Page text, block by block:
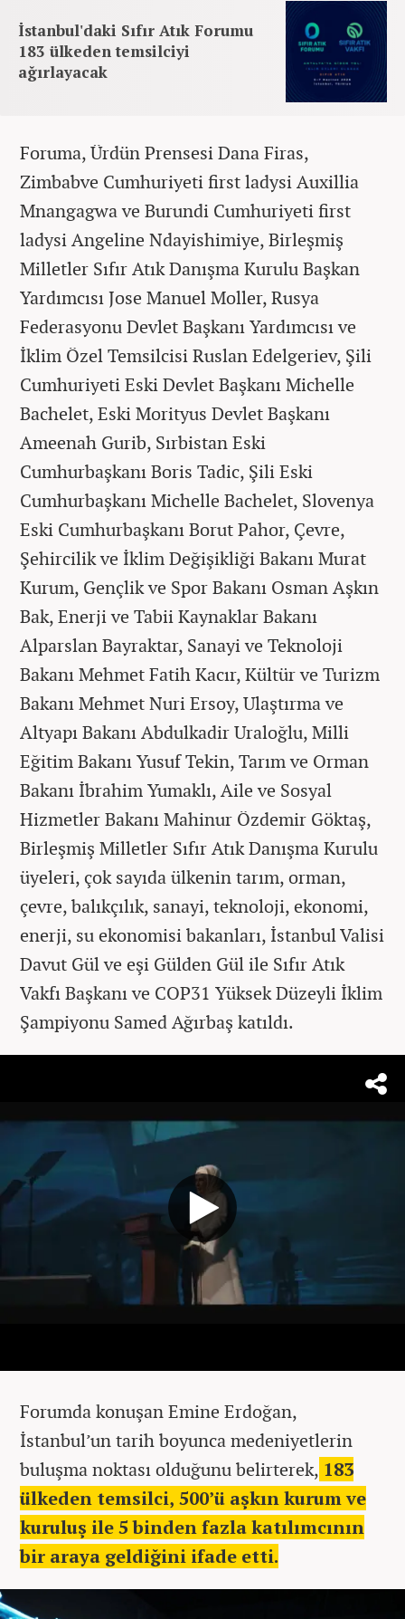
İstanbul'daki Sıfır Atık Forumu
183 ülkeden temsilciyi
ağırlayacak
Foruma, Ürdün Prensesi Dana Firas,
Zimbabve Cumhuriyeti first ladysi Auxillia
Mnangagwa ve Burundi Cumhuriyeti first
ladysi Angeline Ndayishimiye, Birleşmiş
Milletler Sıfır Atık Danışma Kurulu Başkan
Yardımcısı Jose Manuel Moller, Rusya
Federasyonu Devlet Başkanı Yardımcısı ve
İklim Özel Temsilcisi Ruslan Edelgeriev, Şili
Cumhuriyeti Eski Devlet Başkanı Michelle
Bachelet, Eski Morityus Devlet Başkanı
Ameenah Gurib, Sırbistan Eski
Cumhurbaşkanı Boris Tadic, Şili Eski
Cumhurbaşkanı Michelle Bachelet, Slovenya
Eski Cumhurbaşkanı Borut Pahor, Çevre,
Şehircilik ve İklim Değişikliği Bakanı Murat
Kurum, Gençlik ve Spor Bakanı Osman Aşkın
Bak, Enerji ve Tabii Kaynaklar Bakanı
Alparslan Bayraktar, Sanayi ve Teknoloji
Bakanı Mehmet Fatih Kacır, Kültür ve Turizm
Bakanı Mehmet Nuri Ersoy, Ulaştırma ve
Altyapı Bakanı Abdulkadir Uraloğlu, Milli
Eğitim Bakanı Yusuf Tekin, Tarım ve Orman
Bakanı İbrahim Yumaklı, Aile ve Sosyal
Hizmetler Bakanı Mahinur Özdemir Göktaş,
Birleşmiş Milletler Sıfır Atık Danışma Kurulu
üyeleri, çok sayıda ülkenin tarım, orman,
çevre, balıkçılık, sanayi, teknoloji, ekonomi,
enerji, su ekonomisi bakanları, İstanbul Valisi
Davut Gül ve eşi Gülden Gül ile Sıfır Atık
Vakfı Başkanı ve COP31 Yüksek Düzeyli İklim
Şampiyonu Samed Ağırbaş katıldı.
Forumda konuşan Emine Erdoğan,
İstanbul’un tarih boyunca medeniyetlerin
buluşma noktası olduğunu belirterek, 183
ülkeden temsilci, 500’ü aşkın kurum ve
kuruluş ile 5 binden fazla katılımcının
bir araya geldiğini ifade etti.